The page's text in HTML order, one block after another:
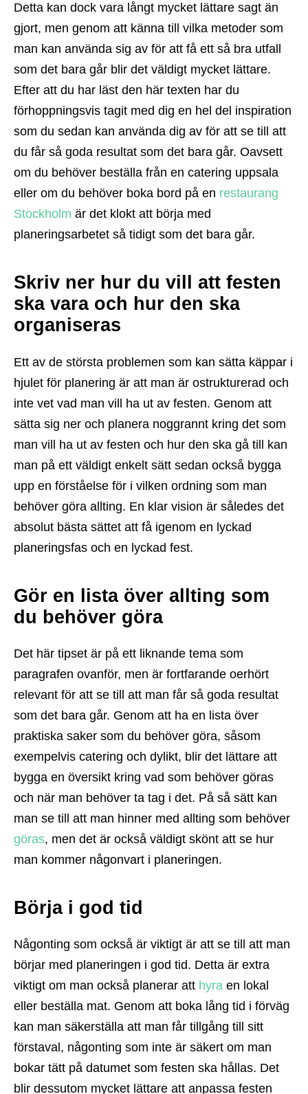
Detta kan dock vara långt mycket lättare sagt än
gjort, men genom att känna till vilka metoder som
man kan använda sig av för att få ett så bra utfall
som det bara går blir det väldigt mycket lättare.
Efter att du har läst den här texten har du
förhoppningsvis tagit med dig en hel del inspiration
som du sedan kan använda dig av för att se till att
du får så goda resultat som det bara går. Oavsett
om du behöver beställa från en catering uppsala
eller om du behöver boka bord på en restaurang
Stockholm är det klokt att börja med
planeringsarbetet så tidigt som det bara går.
Skriv ner hur du vill att festen
ska vara och hur den ska
organiseras
Ett av de största problemen som kan sätta käppar i
hjulet för planering är att man är ostrukturerad och
inte vet vad man vill ha ut av festen. Genom att
sätta sig ner och planera noggrannt kring det som
man vill ha ut av festen och hur den ska gå till kan
man på ett väldigt enkelt sätt sedan också bygga
upp en förståelse för i vilken ordning som man
behöver göra allting. En klar vision är således det
absolut bästa sättet att få igenom en lyckad
planeringsfas och en lyckad fest.
Gör en lista över allting som
du behöver göra
Det här tipset är på ett liknande tema som
paragrafen ovanför, men är fortfarande oerhört
relevant för att se till att man får så goda resultat
som det bara går. Genom att ha en lista över
praktiska saker som du behöver göra, såsom
exempelvis catering och dylikt, blir det lättare att
bygga en översikt kring vad som behöver göras
och när man behöver ta tag i det. På så sätt kan
man se till att man hinner med allting som behöver
göras, men det är också väldigt skönt att se hur
man kommer någonvart i planeringen.
Börja i god tid
Någonting som också är viktigt är att se till att man
börjar med planeringen i god tid. Detta är extra
viktigt om man också planerar att hyra en lokal
eller beställa mat. Genom att boka lång tid i förväg
kan man säkerställa att man får tillgång till sitt
förstaval, någonting som inte är säkert om man
bokar tätt på datumet som festen ska hållas. Det
blir dessutom mycket lättare att anpassa festen